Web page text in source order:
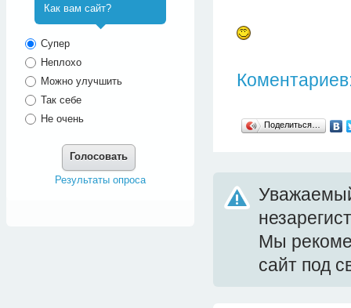
Поделиться…
Мы
сайт под
Как вам сайт?
Супер
Неплохо
Можно улучшить
Так себе
Не очень
Голосовать
Результаты опроса